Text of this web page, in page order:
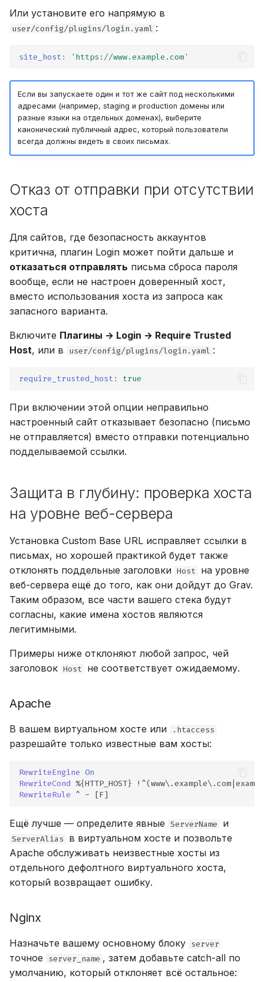
Или установите его напрямую в
user/config/plugins/login.yaml :
site_host : 'https://www.example.com'
Если вы запускаете один и тот же сайт под несколькими
адресами (например, staging и production домены или
разные языки на отдельных доменах), выберите
канонический публичный адрес, который пользователи
всегда должны видеть в своих письмах.
Отказ от отправки при отсутствии
хоста
Для сайтов, где безопасность аккаунтов
критична, плагин Login может пойти дальше и
отказаться отправлять письма сброса пароля
вообще, если не настроен доверенный хост,
вместо использования хоста из запроса как
запасного варианта.
Включите Плагины → Login → Require Trusted
Host, или в user/config/plugins/login.yaml :
require_trusted_host : true
При включении этой опции неправильно
настроенный сайт отказывает безопасно (письмо
не отправляется) вместо отправки потенциально
подделываемой ссылки.
Защита в глубину: проверка хоста
на уровне веб-сервера
Установка Custom Base URL исправляет ссылки в
письмах, но хорошей практикой будет также
отклонять поддельные заголовки Host
на уровне
веб-сервера ещё до того, как они дойдут до Grav.
Таким образом, все части вашего стека будут
согласны, какие имена хостов являются
легитимными.
Примеры ниже отклоняют любой запрос, чей
заголовок Host не соответствует ожидаемому.
Apache
В вашем виртуальном хосте или .htaccess
разрешайте только известные вам хосты:
RewriteEngine On
RewriteCond %{HTTP_HOST}
RewriteRule ^ -
Ещё лучше — определите явные ServerName и
ServerAlias
в виртуальном хосте и позвольте
Apache обслуживать неизвестные хосты из
отдельного дефолтного виртуального хоста,
который возвращает ошибку.
Nginx
Назначьте вашему основному блоку server
точное server_name , затем добавьте catch-all по
умолчанию, который отклоняет всё остальное: